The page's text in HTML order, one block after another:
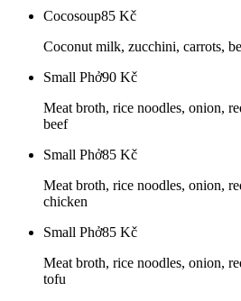
Cocosoup85 Kč
Coconut milk, zucchini, carrots,
Small Phở90 Kč
Meat broth, rice noodles, onion,
beef
Small Phở85 Kč
Meat broth, rice noodles, onion,
chicken
Small Phở85 Kč
Meat broth, rice noodles, onion,
tofu